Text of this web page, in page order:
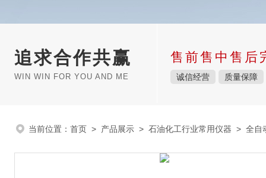
追求合作共赢
WIN WIN FOR YOU AND ME
售前售中售后
诚信经营 质量保障
当前位置： 首页 > 产品展示 > 石油化工行业常用仪器 > 全自